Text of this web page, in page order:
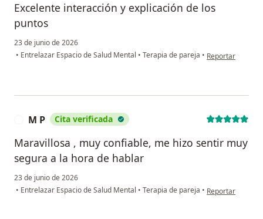
Excelente interacción y explicación de los
puntos
23 de junio de 2026
• Entrelazar Espacio de Salud Mental • Terapia de pareja • en opinión del
Reportar
M P Cita verificada
Maravillosa , muy confiable, me hizo sentir muy
segura a la hora de hablar
23 de junio de 2026
• Entrelazar Espacio de Salud Mental • Terapia de pareja • en opinión del
Reportar